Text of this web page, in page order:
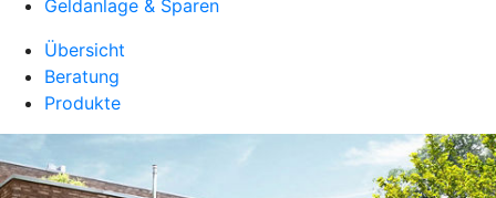
Geldanlage & Sparen
Übersicht
Beratung
Produkte